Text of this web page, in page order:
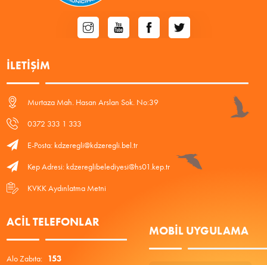
İLETIŞIM
Murtaza Mah. Hasan Arslan Sok. No:39
0372 333 1 333
E-Posta: kdzeregli@kdzeregli.bel.tr
Kep Adresi: kdzereglibelediyesi@hs01.kep.tr
KVKK Aydınlatma Metni
ACIL TELEFONLAR
Alo Zabıta: 153
MOBIL UYGULAMA